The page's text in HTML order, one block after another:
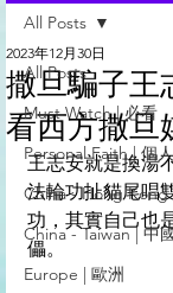
All Posts
Must Watch | 必看
Personal Faith | 個
China - Hong Kong
China - Taiwan | 中
Europe | 歐洲
All Posts
撒旦騙子王
看西方撒旦
2023年12月30日
王志安就是換湯
法輪功扯貓尾唱
功，其實自己也
儡。